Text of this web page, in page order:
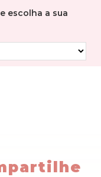
escolha a sua